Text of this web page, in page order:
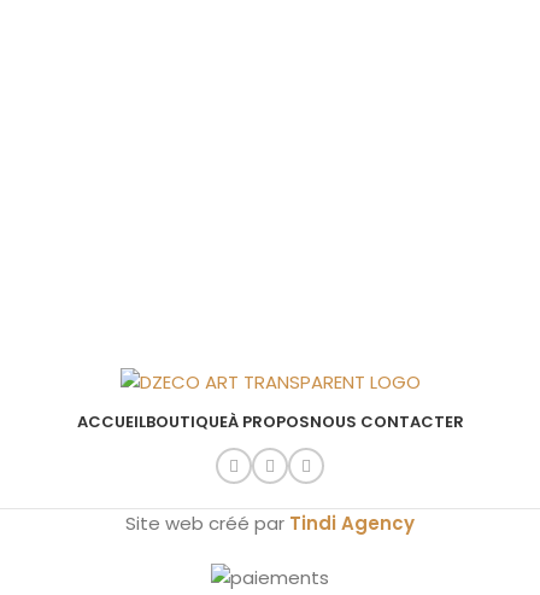
ACCUEILBOUTIQUEÀ PROPOSNOUS CONTACTER
Site web créé par Tindi Agency